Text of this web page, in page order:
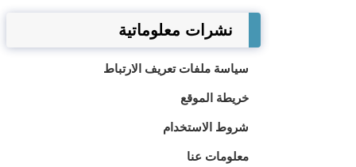
نشرات معلوماتية
سياسة ملفات تعريف الارتباط
خريطة الموقع
شروط الاستخدام
معلومات عنا